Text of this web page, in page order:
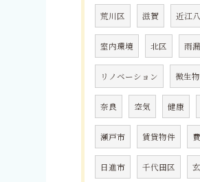
荒川区 滋賀 近江
室内環境 北区 雨
リノベーション 微生
奈良 空気 健康
瀬戸市 賃貸物件
日進市 千代田区